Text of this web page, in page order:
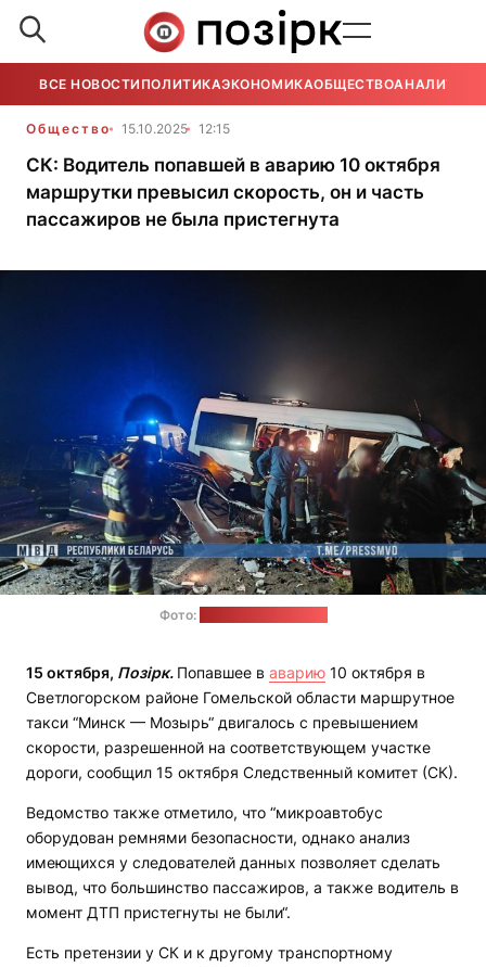
ВСЕ НОВОСТИ ПОЛИТИКАЭКОНОМИКАОБЩЕСТВОАНАЛИТИКА
Общество 15.10.2025 12:15
СК: Водитель попавшей в аварию 10 октября
маршрутки превысил скорость, он и часть
пассажиров не была пристегнута
Фото:
15 октября, Позірк. Попавшее в аварию 10 октября в
Светлогорском районе Гомельской области маршрутное
такси “Минск — Мозырь“ двигалось с превышением
скорости, разрешенной на соответствующем участке
дороги, сообщил 15 октября Следственный комитет (СК).
Ведомство также отметило, что “микроавтобус
оборудован ремнями безопасности, однако анализ
имеющихся у следователей данных позволяет сделать
вывод, что большинство пассажиров, а также водитель в
момент ДТП пристегнуты не были“.
Есть претензии у СК и к другому транспортному